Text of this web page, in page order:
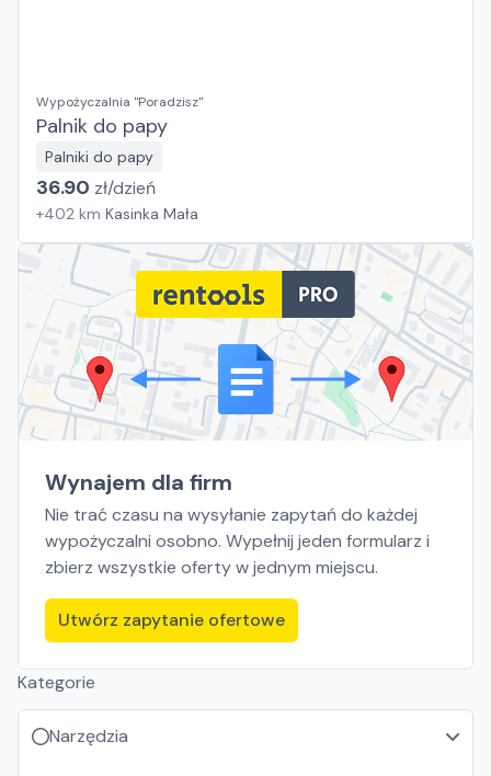
Wypożyczalnia "Poradzisz"
Palnik do papy
Palniki do papy
36.90 zł/dzień
+402 km Kasinka Mała
Wynajem dla firm
Nie trać czasu na wysyłanie zapytań do każdej
wypożyczalni osobno. Wypełnij jeden formularz i
zbierz wszystkie oferty w jednym miejscu.
Utwórz zapytanie ofertowe
Kategorie
Narzędzia